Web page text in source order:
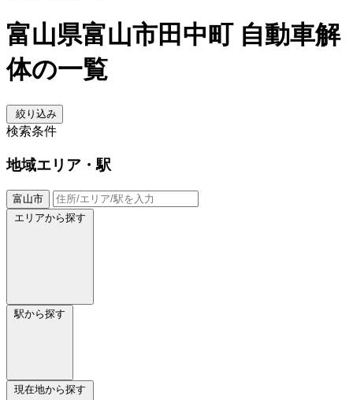
富山県富山市田中町 自動車解
体の一覧
絞り込み
検索条件
地域エリア・駅
富山市
エリアから探す
駅から探す
現在地から探す